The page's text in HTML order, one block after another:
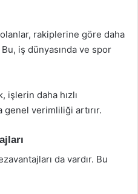
rakiplerine göre daha
iş dünyasında ve spor
daha hızlı
genel verimliliği artırır.
da vardır. Bu